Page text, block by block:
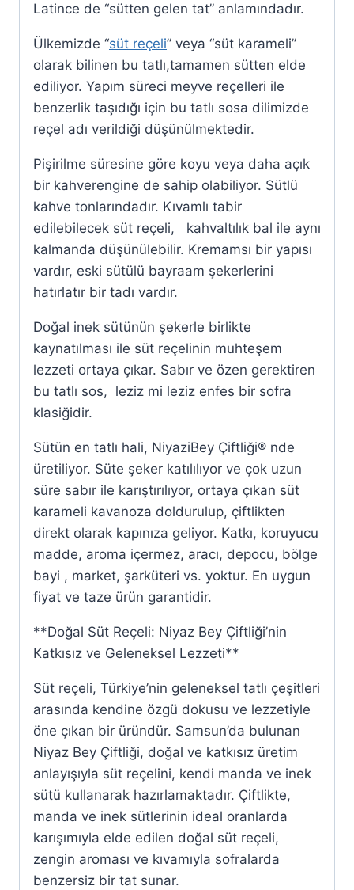
Latince de “sütten gelen tat” anlamındadır.
Ülkemizde “süt reçeli” veya “süt karameli”
olarak bilinen bu tatlı,tamamen sütten elde
ediliyor. Yapım süreci meyve reçelleri ile
benzerlik taşıdığı için bu tatlı sosa dilimizde
reçel adı verildiği düşünülmektedir.
Pişirilme süresine göre koyu veya daha açık
bir kahverengine de sahip olabiliyor. Sütlü
kahve tonlarındadır. Kıvamlı tabir
edilebilecek süt reçeli, kahvaltılık bal ile aynı
kalmanda düşünülebilir. Kremamsı bir yapısı
vardır, eski sütülü bayraam şekerlerini
hatırlatır bir tadı vardır.
Doğal inek sütünün şekerle birlikte
kaynatılması ile süt reçelinin muhteşem
lezzeti ortaya çıkar. Sabır ve özen gerektiren
bu tatlı sos, leziz mi leziz enfes bir sofra
klasiğidir.
Sütün en tatlı hali, NiyaziBey Çiftliği® nde
üretiliyor. Süte şeker katılılıyor ve çok uzun
süre sabır ile karıştırılıyor, ortaya çıkan süt
karameli kavanoza doldurulup, çiftlikten
direkt olarak kapınıza geliyor. Katkı, koruyucu
madde, aroma içermez, aracı, depocu, bölge
bayi , market, şarküteri vs. yoktur. En uygun
fiyat ve taze ürün garantidir.
**Doğal Süt Reçeli: Niyaz Bey Çiftliği’nin
Katkısız ve Geleneksel Lezzeti**
Süt reçeli, Türkiye’nin geleneksel tatlı çeşitleri
arasında kendine özgü dokusu ve lezzetiyle
öne çıkan bir üründür. Samsun’da bulunan
Niyaz Bey Çiftliği, doğal ve katkısız üretim
anlayışıyla süt reçelini, kendi manda ve inek
sütü kullanarak hazırlamaktadır. Çiftlikte,
manda ve inek sütlerinin ideal oranlarda
karışımıyla elde edilen doğal süt reçeli,
zengin aroması ve kıvamıyla sofralarda
benzersiz bir tat sunar.